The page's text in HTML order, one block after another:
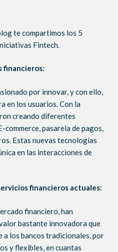
te compartimos los 5
Fintech.
financieros:
por innovar, y con ello,
en los usuarios. Con la
creando diferentes
pasarela de pagos,
Estas nuevas tecnologías
en las interacciones de
financieros actuales:
financiero, han
bastante innovadora que
a los bancos tradicionales, por
y flexibles, en cuantas